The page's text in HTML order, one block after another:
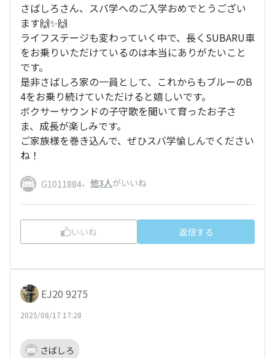
さばしろさん、スバ学へのご入学おめでとうござい
ます🙌✨🙌
ライフステージも変わっていく中で、長くSUBARU車
をお乗りいただけているのは本当にありがたいこと
です。
是非さばしろ家の一員として、これからもブルーのB
4をお乗り続けていただけると嬉しいです。
ボクサーサウンドの子守歌を聞いて育ったお子さ
ま、成長が楽しみです。
ご家族様を巻き込んで、ぜひスバ学愉しんでください
ね！
G1011884、 他3人がいいね
いいね 返信する
EJ20 9275
2025/08/17 17:28
さばしろ